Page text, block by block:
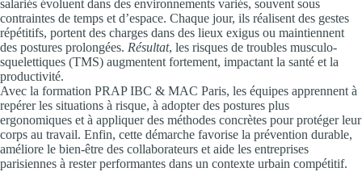
salariés évoluent dans des environnements variés, souvent sous
contraintes de temps et d’espace. Chaque jour, ils réalisent des gestes
répétitifs, portent des charges dans des lieux exigus ou maintiennent
des postures prolongées. Résultat, les risques de troubles musculo-
squelettiques (TMS) augmentent fortement, impactant la santé et la
productivité.
Avec la formation PRAP IBC & MAC Paris, les équipes apprennent à
repérer les situations à risque, à adopter des postures plus
ergonomiques et à appliquer des méthodes concrètes pour protéger leur
corps au travail. Enfin, cette démarche favorise la prévention durable,
améliore le bien-être des collaborateurs et aide les entreprises
parisiennes à rester performantes dans un contexte urbain compétitif.